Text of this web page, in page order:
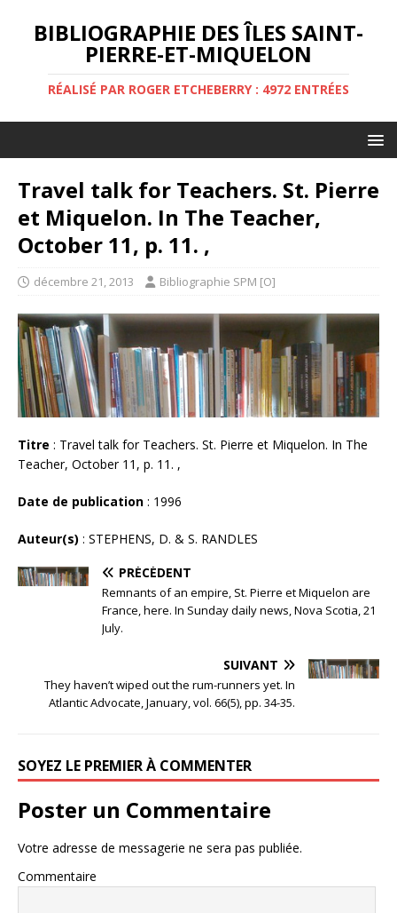
BIBLIOGRAPHIE DES ÎLES SAINT-
PIERRE-ET-MIQUELON
RÉALISÉ PAR ROGER ETCHEBERRY : 4972 ENTRÉES
Travel talk for Teachers. St. Pierre
et Miquelon. In The Teacher,
October 11, p. 11. ,
décembre 21, 2013 Bibliographie SPM [O]
Titre : Travel talk for Teachers. St. Pierre et Miquelon. In The
Teacher, October 11, p. 11. ,
Date de publication : 1996
Auteur(s) : STEPHENS, D. & S. RANDLES
PRÉCÉDENT
Remnants of an empire, St. Pierre et Miquelon are
France, here. In Sunday daily news, Nova Scotia, 21
July.
SUIVANT
They haven’t wiped out the rum-runners yet. In
Atlantic Advocate, January, vol. 66(5), pp. 34-35.
SOYEZ LE PREMIER À COMMENTER
Poster un Commentaire
Votre adresse de messagerie ne sera pas publiée.
Commentaire